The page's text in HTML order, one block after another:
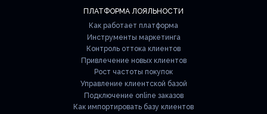
ПЛАТФОРМА ЛОЯЛЬНОСТИ
Как работает платформа
Инструменты маркетинга
Контроль оттока клиентов
Привлечение новых клиентов
Рост частоты покупок
Управление клиентской базой
Подключение online заказов
Как импортировать базу клиентов